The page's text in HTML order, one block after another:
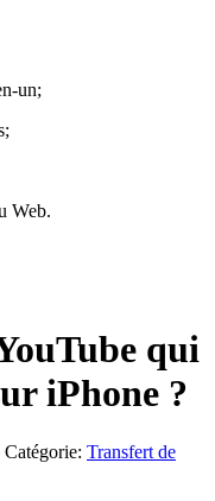
un;
Web.
qui
iPhone ?
Catégorie: Transfert de